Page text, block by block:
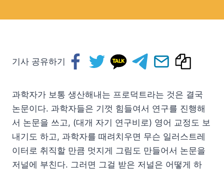
기사 공유하기
과학자가 보통 생산해내는 프로덕트라는 것은 결국
논문이다. 과학자들은 기껏 힘들여서 연구를 진행해
서 논문을 쓰고, (대개 자기 연구비로) 영어 교정도 보
내기도 하고, 과학자를 때려치우면 무슨 일러스트레
이터로 취직할 만큼 멋지게 그림도 만들어서 논문을
저널에 부친다. 그러면 그걸 받은 저널은 어떻게 하